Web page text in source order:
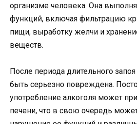
организме человека. Она
функций, включая фильтрацию
пищи, выработку желчи и
веществ.
После периода длительного
быть серьезно повреждена.
употребление алкоголя может
печени, что в свою очередь